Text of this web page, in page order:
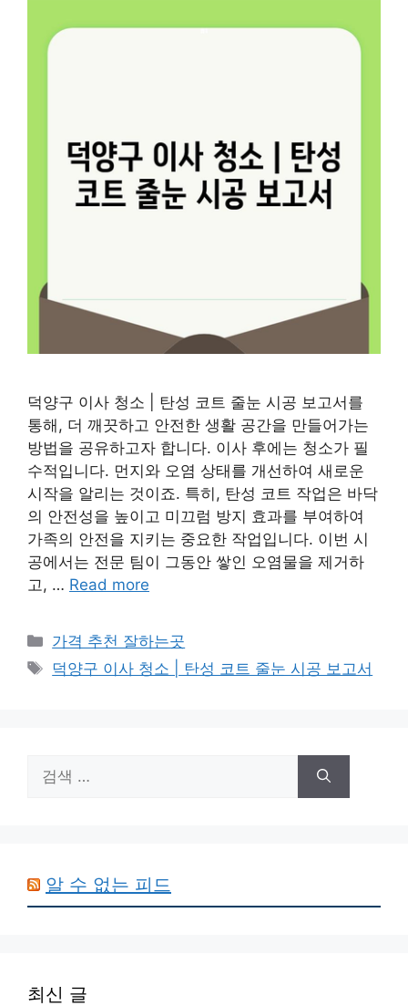
덕양구 이사 청소 | 탄성 코트 줄눈 시공 보고서를
통해, 더 깨끗하고 안전한 생활 공간을 만들어가는
방법을 공유하고자 합니다. 이사 후에는 청소가 필
수적입니다. 먼지와 오염 상태를 개선하여 새로운
시작을 알리는 것이죠. 특히, 탄성 코트 작업은 바닥
의 안전성을 높이고 미끄럼 방지 효과를 부여하여
가족의 안전을 지키는 중요한 작업입니다. 이번 시
공에서는 전문 팀이 그동안 쌓인 오염물을 제거하
고, … Read more
카
테
고
가격 추천 잘하는곳
태
덕양구 이사 청소 | 탄성 코트 줄눈 시공 보고서
색:
알 수 없는 피드
최신 글